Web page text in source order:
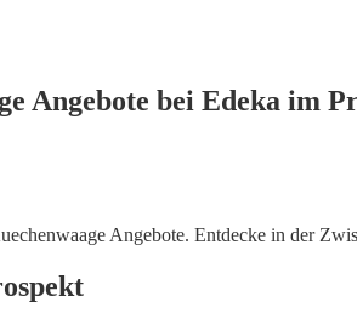
Angebote bei Edeka im
Angebote. Entdecke in der